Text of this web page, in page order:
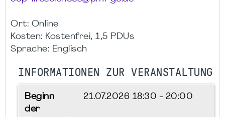
Ort: Online
Kosten: Kostenfrei, 1,5 PDUs
Sprache: Englisch
INFORMATIONEN ZUR VERANSTALTUNG
Beginn
der
21.07.2026 18:30 - 20:00